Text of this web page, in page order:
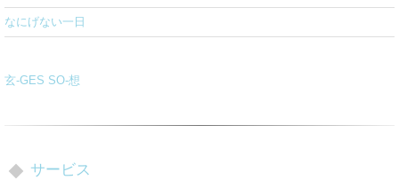
なにげない一日
玄-GES SO-想
サービス